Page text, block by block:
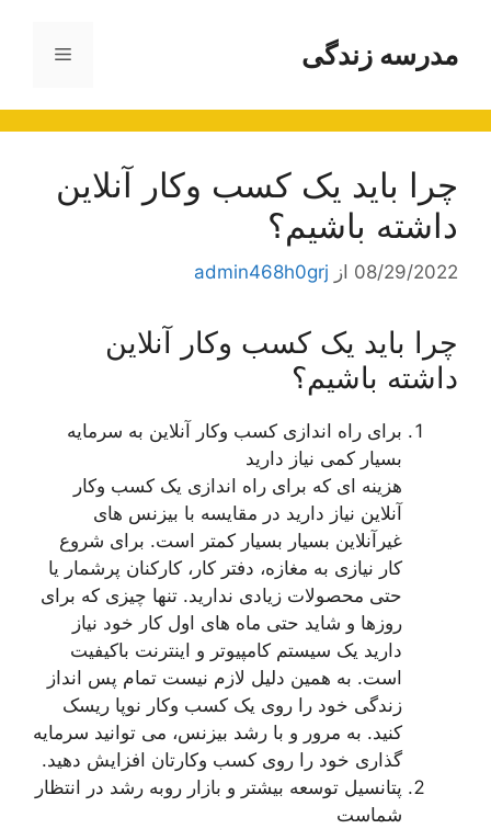
محتوامدرسه زندگی فهرست
چرا باید یک کسب وکار آنلاین
داشته باشیم؟
08/29/2022 از admin468h0grj
چرا باید یک کسب وکار آنلاین
داشته باشیم؟
برای راه اندازی کسب وکار آنلاین به سرمایه
بسیار کمی نیاز دارید
هزینه ای که برای راه اندازی یک کسب وکار
آنلاین نیاز دارید در مقایسه با بیزنس های
غیرآنلاین بسیار بسیار کمتر است. برای شروع
کار نیازی به مغازه، دفتر کار، کارکنان پرشمار یا
حتی محصولات زیادی ندارید. تنها چیزی که برای
روزها و شاید حتی ماه های اول کار خود نیاز
دارید یک سیستم کامپیوتر و اینترنت باکیفیت
است. به همین دلیل لازم نیست تمام پس انداز
زندگی خود را روی یک کسب وکار نوپا ریسک
کنید. به مرور و با رشد بیزنس، می توانید سرمایه
گذاری خود را روی کسب وکارتان افزایش دهید.
پتانسیل توسعه بیشتر و بازار روبه رشد در انتظار
شماست